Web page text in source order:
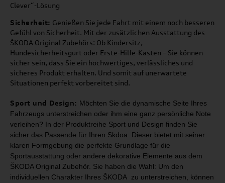
Clever“-Lösung
Sicherheit: Genießen Sie jede Fahrt mit einem noch besseren
Gefühl von Sicherheit. Mit der zusätzlichen Ausstattung des
ŠKODA Original Zubehörs: Ob Kindersitz,
Hundesicherheitsgurt oder Erste-Hilfe-Kasten – Sie können
sicher sein, dass Sie ein hochwertiges, verlässliches und
sicheres Produkt erhalten. Und somit auf unerwartete
Situationen perfekt vorbereitet sind.
Sport und Design: Möchten Sie die dynamische Seite Ihres
Fahrzeugs unterstreichen oder ihm eine ganz persönliche Note
verleihen? In der Produktreihe Sport und Design finden Sie
sicher das Passende für Ihren Skdoa. Dieser bietet mit seiner
klaren Formgebung die perfekte Grundlage für die
Sportausstattung oder andere dekorative Elemente aus dem
ŠKODA Original Zubehör. Sie haben die Wahl: Um den
individuellen Charakter Ihres ŠKODA zu unterstreichen, können